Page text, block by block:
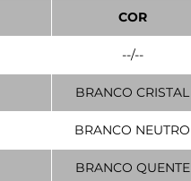
COR
--/--
BRANCO CRISTAL
BRANCO NEUTRO
BRANCO QUENTE